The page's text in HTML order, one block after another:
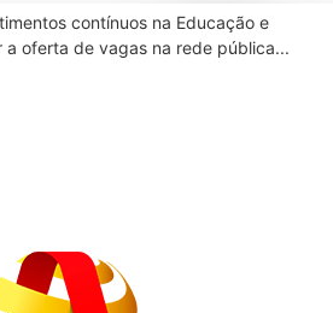
contínuos na Educação e
a oferta de vagas na rede pública...